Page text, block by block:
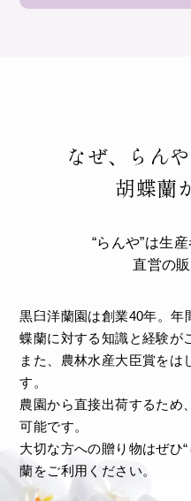
なぜ、らん
胡蝶蘭
“らんや”は生
直営の販
黒臼洋蘭園は創業40年。年
蝶蘭に対する知識と経験が
また、農林水産大臣賞をは
す。
農園から直接出荷するため
可能です。
大切な方への贈り物はぜひ
蘭をご利用ください。